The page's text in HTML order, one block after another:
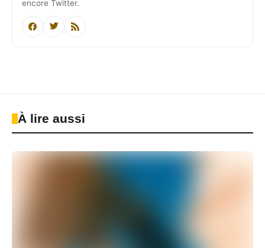
encore Twitter.
À lire aussi